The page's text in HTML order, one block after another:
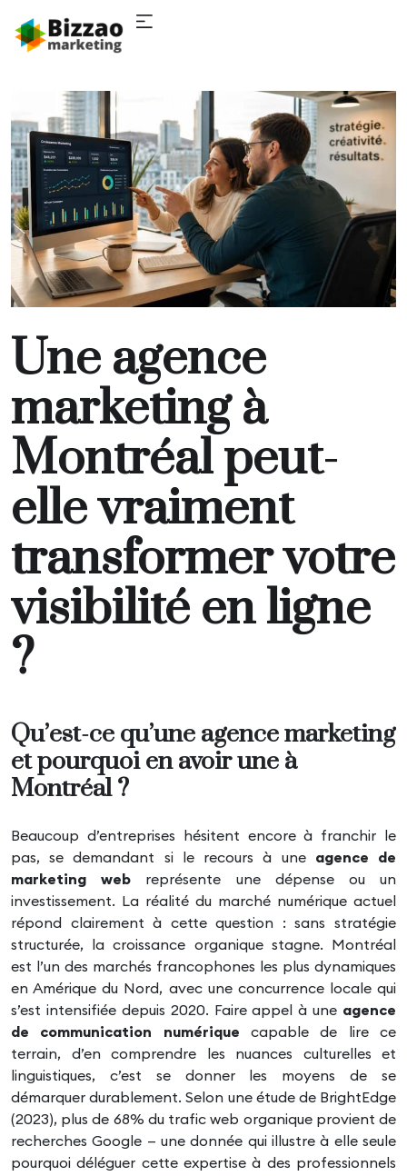
Une agence
marketing à
Montréal peut-
elle vraiment
transformer votre
visibilité en ligne
?
Qu’est-ce qu’une agence marketing
et pourquoi en avoir une à
Montréal ?
Beaucoup d’entreprises hésitent encore à franchir le
pas, se demandant si le recours à une agence de
marketing web représente une dépense ou un
investissement. La réalité du marché numérique actuel
répond clairement à cette question : sans stratégie
structurée, la croissance organique stagne. Montréal
est l’un des marchés francophones les plus dynamiques
en Amérique du Nord, avec une concurrence locale qui
s’est intensifiée depuis 2020. Faire appel à une agence
de communication numérique capable de lire ce
terrain, d’en comprendre les nuances culturelles et
linguistiques, c’est se donner les moyens de se
démarquer durablement. Selon une étude de BrightEdge
(2023), plus de 68% du trafic web organique provient de
recherches Google — une donnée qui illustre à elle seule
pourquoi déléguer cette expertise à des professionnels